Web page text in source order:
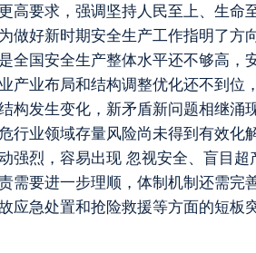
要求，强调坚持人民至上、生
做好新时期安全生产工作指明了
国安全生产整体水平还不够高
产业布局和结构调整优化还不到
构发生变化，新矛盾新问题相继
行业领域存量风险尚未得到有效
强烈，容易出现 忽视安全、盲目
要进一步理顺，体制机制还需完
应急处置和抢险救援等方面的短板突